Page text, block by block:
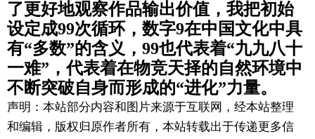
了更好地观察作品输出价值，我把初始
设定成99次循环，数字9在中国文化中具
有“多数”的含义，99也代表着“九九八十
一难”，代表着在物竞天择的自然环境中
不断突破自身而形成的“进化”力量。
声明：本站部分内容和图片来源于互联网，经本站整理
和编辑，版权归原作者所有，本站转载出于传递更多信